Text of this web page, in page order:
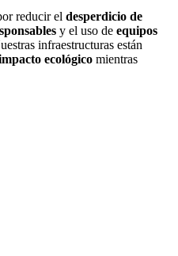
reducir el desperdicio de
y el uso de equipos
infraestructuras están
ecológico mientras